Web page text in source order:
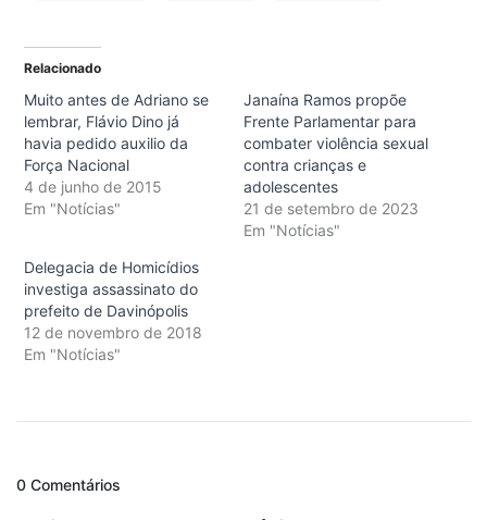
Relacionado
Muito antes de Adriano se
lembrar, Flávio Dino já
havia pedido auxilio da
Força Nacional
4 de junho de 2015
Em "Notícias"
Janaína Ramos propõe
Frente Parlamentar para
combater violência sexual
contra crianças e
adolescentes
21 de setembro de 2023
Em "Notícias"
Delegacia de Homicídios
investiga assassinato do
prefeito de Davinópolis
12 de novembro de 2018
Em "Notícias"
0 Comentários